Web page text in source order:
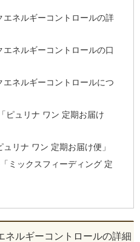
エネルギーコントロールの詳
ネルギーコントロールの口
エネルギーコントロールにつ
ピュリナ ワン 定期お届け
リナ ワン 定期お届け便」
ミックスフィーディング 定
ネルギーコントロールの詳細